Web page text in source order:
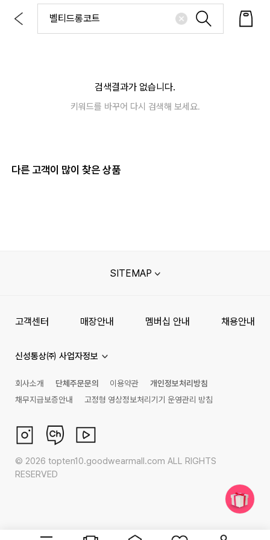
검색결과가 없습니다.
키워드를 바꾸어 다시 검색해 보세요.
다른 고객이 많이 찾은 상품
SITEMAP
고객센터 매장안내 멤버십 안내 채용안내
신성통상㈜ 사업자정보
회사소개 단체주문문의 이용약관
개인정보처리방침
채무지급보증안내
고정형 영상정보처리기기 운영관리 방침
© 2026 topten10.goodwearmall.com ALL RIGHTS
RESERVED